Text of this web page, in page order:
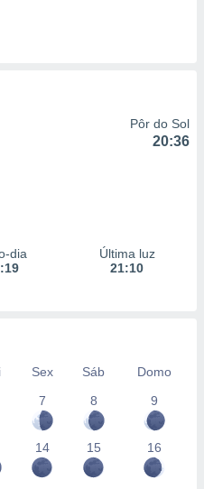
Pôr do Sol
20:36
dia
Última luz
21:10
Sex Sáb
Domo
7
8 9
14 15 16